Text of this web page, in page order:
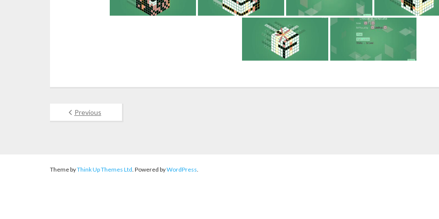
Previous
Theme byThink Up Themes Ltd. Powered byWordPress.